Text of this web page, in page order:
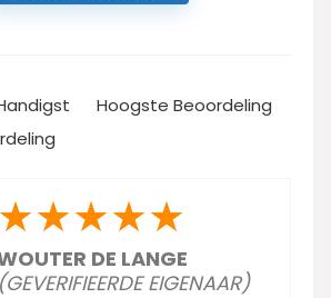
Hoogste Beoordeling
★★★★★
DE LANGE
(GEVERIFIEERDE EIGENAAR)